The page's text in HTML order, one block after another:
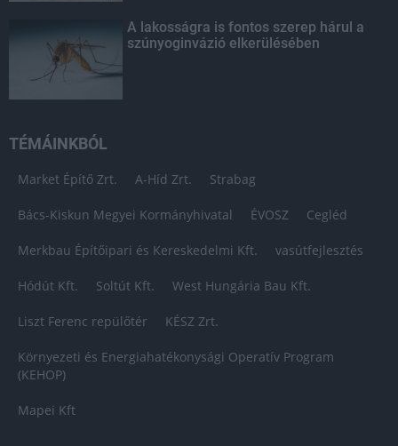
A lakosságra is fontos szerep hárul a
szúnyoginvázió elkerülésében
TÉMÁINKBÓL
Market Építő Zrt. A-Híd Zrt. Strabag
Bács-Kiskun Megyei Kormányhivatal ÉVOSZ Cegléd
Merkbau Építőipari és Kereskedelmi Kft. vasútfejlesztés
Hódút Kft. Soltút Kft. West Hungária Bau Kft.
Liszt Ferenc repülőtér KÉSZ Zrt.
Környezeti és Energiahatékonysági Operatív Program
(KEHOP)
Mapei Kft